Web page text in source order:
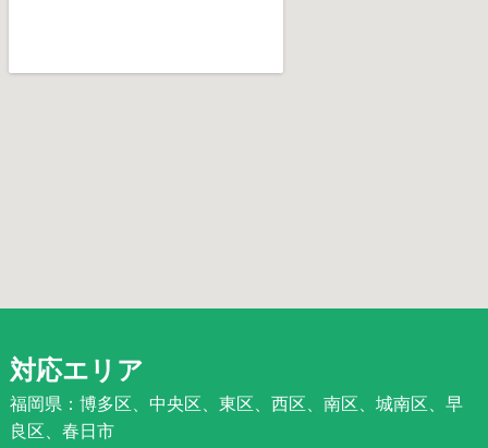
対応エリア
福岡県：博多区、中央区、東区、西区、南区、城南区、早
良区、春日市